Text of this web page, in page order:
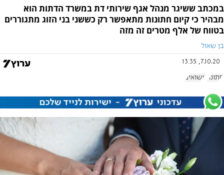
במכתב ששיגר מנהל אגף שירותי דת במשרד הדתות הוא
מבהיר כי קיום חתונות מתאפשר רק כששני בני הזוג מתגוררים
בטווח של אלף מטרים זה מזה
בן שאול
7.10.20, 13:35
חתונה נישואים